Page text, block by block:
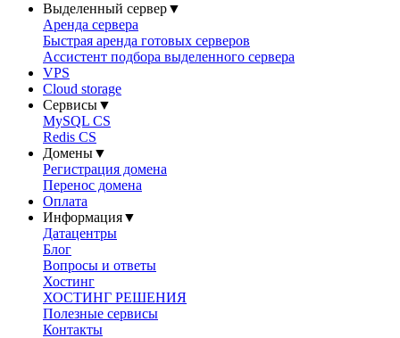
Выделенный сервер▼
Аренда сервера
Быстрая аренда готовых серверов
Ассистент подбора выделенного сервера
VPS
Cloud storage
Сервисы▼
MySQL CS
Redis CS
Домены▼
Регистрация домена
Перенос домена
Оплата
Информация▼
Датацентры
Блог
Вопросы и ответы
Хостинг
ХОСТИНГ РЕШЕНИЯ
Полезные сервисы
Контакты